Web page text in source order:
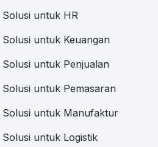
Solusi untuk HR
Solusi untuk Keuangan
Solusi untuk Penjualan
Solusi untuk Pemasaran
Solusi untuk Manufaktur
Solusi untuk Logistik